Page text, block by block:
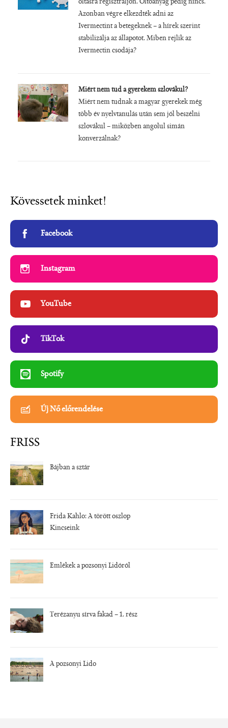
oltásra regisztráljon. Oltóanyag pedig nincs.
Azonban végre elkezdték adni az
Ivermectint a betegeknek – a hírek szerint
stabilizálja az állapotot. Miben rejlik az
Ivermectin csodája?
Miért nem tud a gyerekem szlovákul?
Miért nem tudnak a magyar gyerekek még
több év nyelvtanulás után sem jól beszélni
szlovákul – miközben angolul simán
konverzálnak?
Kövessetek minket!
Facebook
Instagram
YouTube
TikTok
Spotify
Új Nő előrendelése
FRISS
Bájban a sztár
Frida Kahlo: A törött oszlop
Kincseink
Emlékek a pozsonyi Lidóról
Terézanyu sírva fakad – 1. rész
A pozsonyi Lido